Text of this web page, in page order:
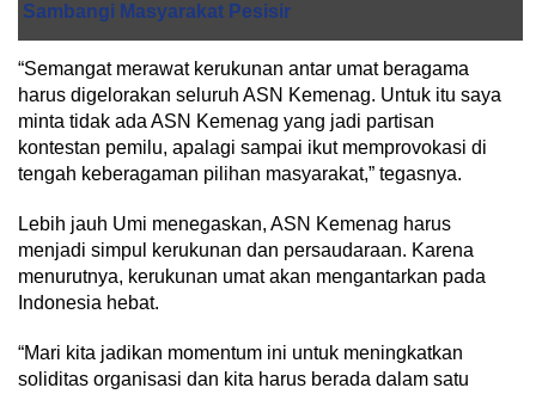
Sambangi Masyarakat Pesisir
“Semangat merawat kerukunan antar umat beragama
harus digelorakan seluruh ASN Kemenag. Untuk itu saya
minta tidak ada ASN Kemenag yang jadi partisan
kontestan pemilu, apalagi sampai ikut memprovokasi di
tengah keberagaman pilihan masyarakat,” tegasnya.
Lebih jauh Umi menegaskan, ASN Kemenag harus
menjadi simpul kerukunan dan persaudaraan. Karena
menurutnya, kerukunan umat akan mengantarkan pada
Indonesia hebat.
“Mari kita jadikan momentum ini untuk meningkatkan
soliditas organisasi dan kita harus berada dalam satu